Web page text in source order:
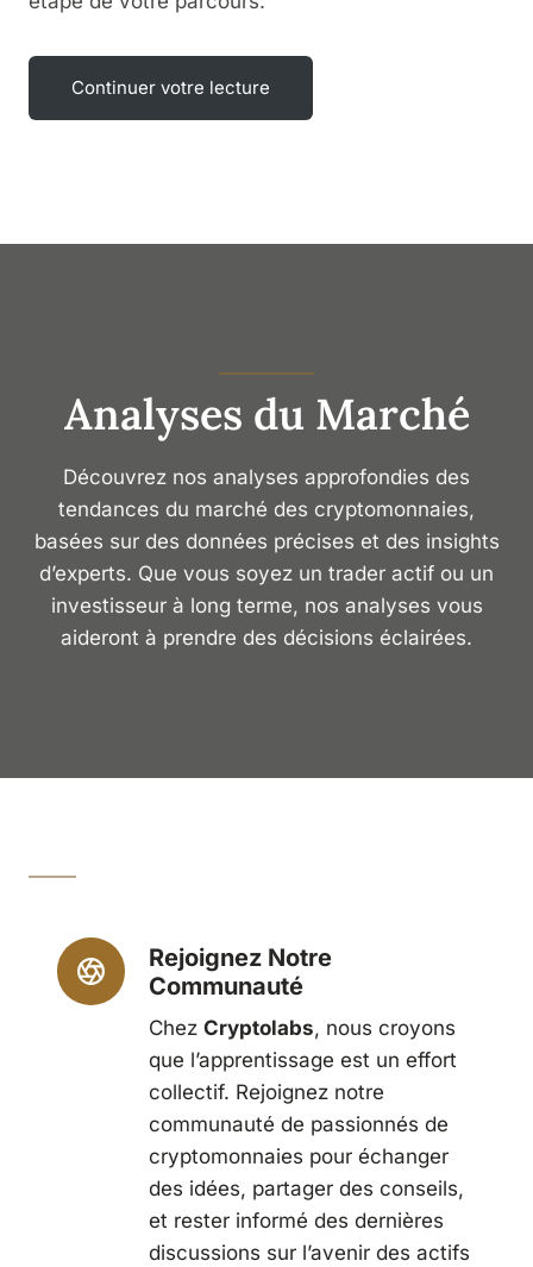
Continuer votre lecture
Analyses du Marché
Découvrez nos analyses approfondies des
tendances du marché des cryptomonnaies,
basées sur des données précises et des insights
d’experts. Que vous soyez un trader actif ou un
investisseur à long terme, nos analyses vous
aideront à prendre des décisions éclairées.
Rejoignez Notre
Communauté
Chez Cryptolabs, nous croyons
que l’apprentissage est un effort
collectif. Rejoignez notre
communauté de passionnés de
cryptomonnaies pour échanger
des idées, partager des conseils,
et rester informé des dernières
discussions sur l’avenir des actifs